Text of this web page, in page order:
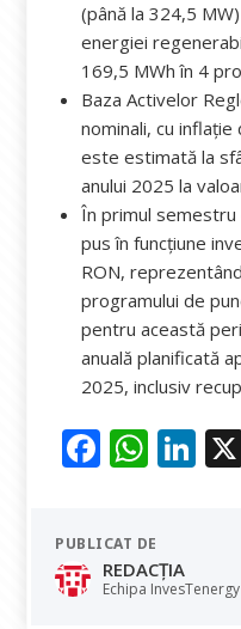
(până la 324,5
energiei
169,5 MWh în 4
Baza Activelor
nominali, cu
este estimată la
anului 2025 la
În primul semestru
pus în funcțiune
RON,
programului de
pentru această
anuală planificată
2025, inclusiv
F
e
b
o
W
at
s
A
Li
dI
PUBLICAT DE
REDACȚIA
Echipa InvesTenergy